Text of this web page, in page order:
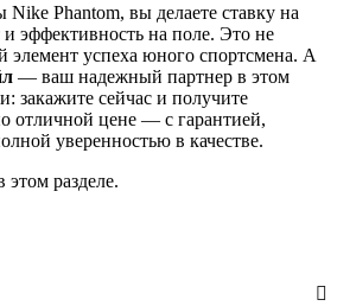
Nike Phantom, вы делаете ставку на
и эффективность на поле. Это не
элемент успеха юного спортсмена. А
— ваш надежный партнер в этом
закажите сейчас и получите
отличной цене — с гарантией,
уверенностью в качестве.
этом разделе.